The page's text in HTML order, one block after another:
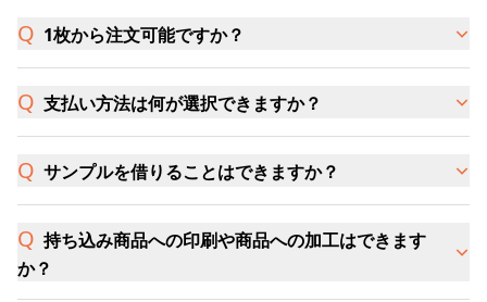
1枚から注文可能ですか？
支払い方法は何が選択できますか？
サンプルを借りることはできますか？
持ち込み商品への印刷や商品への加工はできます
か？